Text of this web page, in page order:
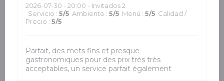
2026-07-30 - 20:00 - Invitados 2
Servicio : 5/5 Ambiente : 5/5 Menú : 5/5 Calidad /
Precio : 5/5
Parfait, des mets fins et presque
gastronomiques pour des prix très très
acceptables, un service parfait également